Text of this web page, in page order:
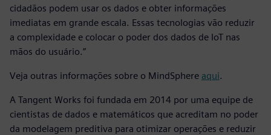
cidadãos podem usar os dados e obter informações
imediatas em grande escala. Essas tecnologias vão reduzir
a complexidade e colocar o poder dos dados de IoT nas
mãos do usuário.”
Veja outras informações sobre o MindSphere aqui.
A Tangent Works foi fundada em 2014 por uma equipe de
cientistas de dados e matemáticos que acreditam no poder
da modelagem preditiva para otimizar operações e reduzir